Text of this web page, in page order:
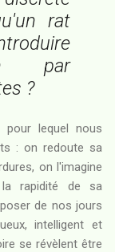
rat
par
?
lequel nous
: on redoute sa
on l'imagine
rapidité de sa
de nos jours
intelligent et
se révèlent être